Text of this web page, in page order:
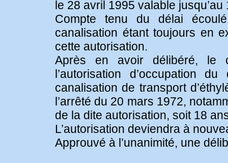
le 28 avril 1995 valable
Compte tenu du délai
canalisation étant toujours en
cette autorisation.
Après en avoir délibéré, le
l’autorisation d’occupation
canalisation de transport
l’arrêté du 20 mars 1972,
de la dite autorisation, soit 18
L’autorisation deviendra à
Approuvé à l’unanimité, une